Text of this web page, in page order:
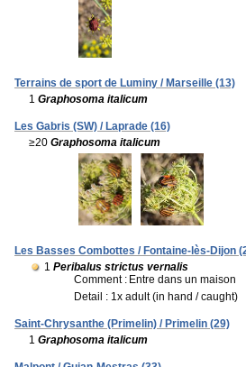
Terrains de sport de Luminy / Marseille (13)
1 Graphosoma italicum
Les Gabris (SW) / Laprade (16)
≥20 Graphosoma italicum
Les Basses Combottes / Fontaine-lès-Dijon
1 Peribalus strictus vernalis
Comment : Entre dans un maison
Detail : 1x adult (in hand / caught)
Saint-Chrysanthe (Primelin) / Primelin (29)
1 Graphosoma italicum